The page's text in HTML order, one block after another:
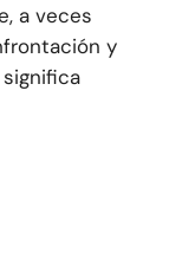
a veces
y